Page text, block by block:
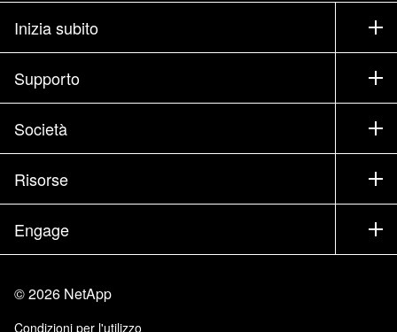
Inizia subito
Come acquistare
Contatta il commerciale
Trova un partner
Executive briefing
Elenco prodotti A-Z
Supporto
Supporto
Training
Documentazione
Community
Impara
Società
Società
Partner
Offerte di lavoro
Trust Center
Risorse
Newsroom
Eventi
Blog
Esperienza del cliente
Engage
Feedback sito
©2026 NetApp
Condizioni per l'utilizzo